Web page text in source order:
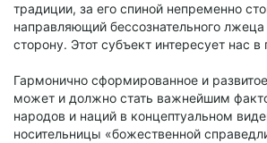
традиции, за его спиной непременно
направляющий бессознательного
сторону. Этот субъект интересует нас
Гармонично сформированное и
может и должно стать важнейшим
народов и наций в концептуальном
носительницы «божественной